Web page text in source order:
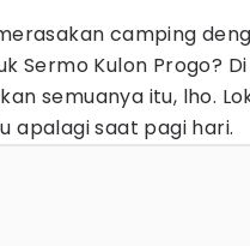
camping
Sermo Kulon Progo?
semuanya itu, lho.
apalagi saat pagi hari.